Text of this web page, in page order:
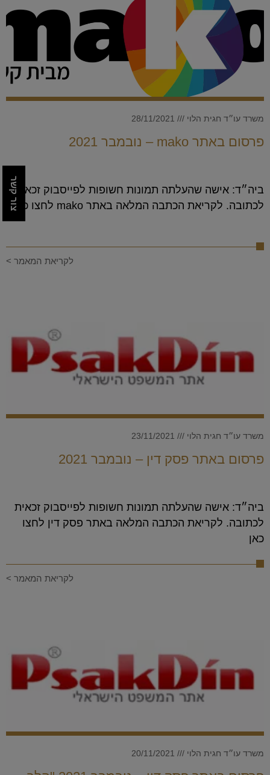
פרסום באתר mako – נובמבר 2021
משרד עו״ד חגית הלוי
ביה״ד: אישה שהעלתה תמונות חשופות לפייסבוק זכאית
לכתובה. לקריאת הכתבה המלאה באתר mako לחצו כאן
לקריאת המאמר >
פרסום באתר פסק דין – נובמבר 2021
משרד עו״ד חגית הלוי
ביה״ד: אישה שהעלתה תמונות חשופות לפייסבוק זכאית
לכתובה. לקריאת הכתבה המלאה באתר פסק דין לחצו
כאן
לקריאת המאמר >
משרד עו״ד חגית הלוי
צור קשר